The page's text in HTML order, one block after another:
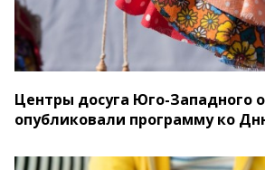
Центры досуга Юго-Западного
опубликовали программу ко